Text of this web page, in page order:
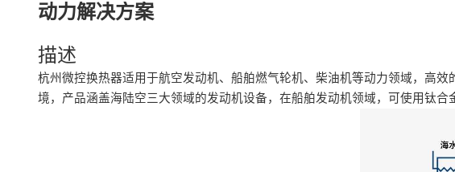
动力解决方案
描述
杭州微控换热器适用于航空发动机、船舶燃气轮机、柴油机等动力领域，高
境，产品涵盖海陆空三大领域的发动机设备，在船舶发动机领域，可使用钛